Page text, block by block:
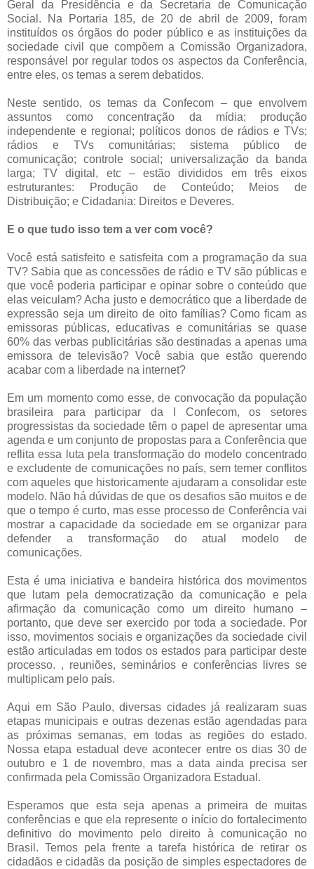
Geral da Presidência e da Secretaria de Comunicação
Social. Na Portaria 185, de 20 de abril de 2009, foram
instituídos os órgãos do poder público e as instituições da
sociedade civil que compõem a Comissão Organizadora,
responsável por regular todos os aspectos da Conferência,
entre eles, os temas a serem debatidos.
Neste sentido, os temas da Confecom – que envolvem
assuntos como concentração da mídia; produção
independente e regional; políticos donos de rádios e TVs;
rádios e TVs comunitárias; sistema público de
comunicação; controle social; universalização da banda
larga; TV digital, etc – estão divididos em três eixos
estruturantes: Produção de Conteúdo; Meios de
Distribuição; e Cidadania: Direitos e Deveres.
E o que tudo isso tem a ver com você?
Você está satisfeito e satisfeita com a programação da sua
TV? Sabia que as concessões de rádio e TV são públicas e
que você poderia participar e opinar sobre o conteúdo que
elas veiculam? Acha justo e democrático que a liberdade de
expressão seja um direito de oito famílias? Como ficam as
emissoras públicas, educativas e comunitárias se quase
60% das verbas publicitárias são destinadas a apenas uma
emissora de televisão? Você sabia que estão querendo
acabar com a liberdade na internet?
Em um momento como esse, de convocação da população
brasileira para participar da I Confecom, os setores
progressistas da sociedade têm o papel de apresentar uma
agenda e um conjunto de propostas para a Conferência que
reflita essa luta pela transformação do modelo concentrado
e excludente de comunicações no país, sem temer conflitos
com aqueles que historicamente ajudaram a consolidar este
modelo. Não há dúvidas de que os desafios são muitos e de
que o tempo é curto, mas esse processo de Conferência vai
mostrar a capacidade da sociedade em se organizar para
defender a transformação do atual modelo de
comunicações.
Esta é uma iniciativa e bandeira histórica dos movimentos
que lutam pela democratização da comunicação e pela
afirmação da comunicação como um direito humano –
portanto, que deve ser exercido por toda a sociedade. Por
isso, movimentos sociais e organizações da sociedade civil
estão articuladas em todos os estados para participar deste
processo. , reuniões, seminários e conferências livres se
multiplicam pelo país.
Aqui em São Paulo, diversas cidades já realizaram suas
etapas municipais e outras dezenas estão agendadas para
as próximas semanas, em todas as regiões do estado.
Nossa etapa estadual deve acontecer entre os dias 30 de
outubro e 1 de novembro, mas a data ainda precisa ser
confirmada pela Comissão Organizadora Estadual.
Esperamos que esta seja apenas a primeira de muitas
conferências e que ela represente o início do fortalecimento
definitivo do movimento pelo direito à comunicação no
Brasil. Temos pela frente a tarefa histórica de retirar os
cidadãos e cidadãs da posição de simples espectadores de